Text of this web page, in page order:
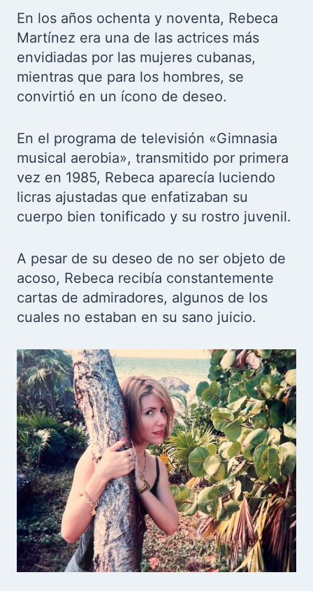
En los años ochenta y noventa, Rebeca
Martínez era una de las actrices más
envidiadas por las mujeres cubanas,
mientras que para los hombres, se
convirtió en un ícono de deseo.
En el programa de televisión «Gimnasia
musical aerobia», transmitido por primera
vez en 1985, Rebeca aparecía luciendo
licras ajustadas que enfatizaban su
cuerpo bien tonificado y su rostro juvenil.
A pesar de su deseo de no ser objeto de
acoso, Rebeca recibía constantemente
cartas de admiradores, algunos de los
cuales no estaban en su sano juicio.